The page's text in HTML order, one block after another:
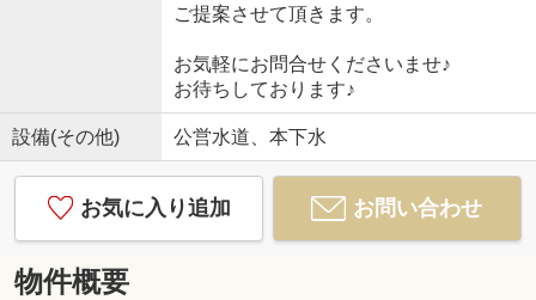
ご提案させて頂きます。
お気軽にお問合せくださいませ♪
お待ちしております♪
設備(その他) 公営水道、本下水
お気に入り追加 お問い合わせ
物件概要